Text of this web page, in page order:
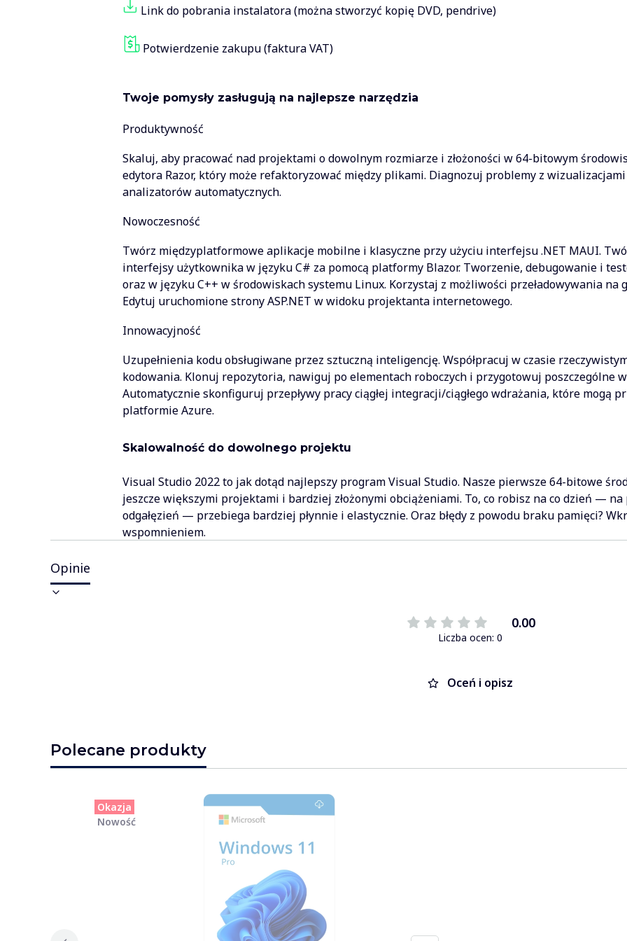
Link do pobrania instalatora (można stworzyć kopię DVD, pendrive)
Potwierdzenie zakupu (faktura VAT)
Twoje pomysły zasługują na najlepsze narzędzia
Produktywność
Skaluj, aby pracować nad projektami o dowolnym rozmiarze i złożoności w 64-bitowym
edytora Razor, który może refaktoryzować między plikami. Diagnozuj problemy z
analizatorów automatycznych.
Nowoczesność
Twórz międzyplatformowe aplikacje mobilne i klasyczne przy użyciu interfejsu .NET MAUI.
interfejsy użytkownika w języku C# za pomocą platformy Blazor. Tworzenie, debugowanie i
oraz w języku C++ w środowiskach systemu Linux. Korzystaj z możliwości przeładowywania na
Edytuj uruchomione strony ASP.NET w widoku projektanta internetowego.
Innowacyjność
Uzupełnienia kodu obsługiwane przez sztuczną inteligencję. Współpracuj w czasie
kodowania. Klonuj repozytoria, nawiguj po elementach roboczych i przygotowuj poszczególne
Automatycznie skonfiguruj przepływy pracy ciągłej integracji/ciągłego wdrażania, które mogą
platformie Azure.
Skalowalność do dowolnego projektu
Visual Studio 2022 to jak dotąd najlepszy program Visual Studio. Nasze pierwsze 64-bitowe
jeszcze większymi projektami i bardziej złożonymi obciążeniami. To, co robisz na co dzień — na
odgałęzień — przebiega bardziej płynnie i elastycznie. Oraz błędy z powodu braku pamięci?
wspomnieniem.
Opinie
0.00
Liczba ocen: 0
Oceń i opisz
Polecane produkty
Okazja
Nowość